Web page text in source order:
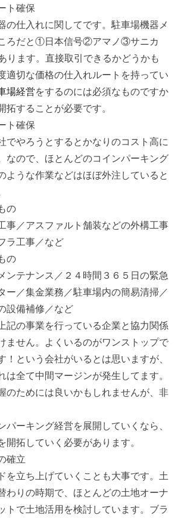
ト確保
の仕入れに関してです。駐車場機器メ
ろだと①日本信号②アマノ③サニカ
ます。直接取引できるかどうかも
適切な価格の仕入れルートを持ってい
場経営をするのには必須なものですか
拓することが必要です。
ト確保
でやろうとするとかなりのコスト高に
なので、ほとんどのコインパーキング
ような作業などはほぼ外注していると
の
事／アスファルト舗装などの外構工事
ラ工事／など
の
ンテナンス／２４時間３６５日の緊急
ー／集金業務／駐車場内の簡易清掃／
設備補修／など
記の事業を行っている企業と協力関係
ません。よくいるのがワンストップで
！ という会社がいるとは思いますが、
は全て中間マージンが発生してます。
のためには良いかもしれませんが、非
パーキング経営を展開していくなら、
拓していく必要があります。
確立
を立ち上げていくことも大事です。土
わりの時期で、ほとんどの土地オーナ
トで土地活用を検討しています。ブラ